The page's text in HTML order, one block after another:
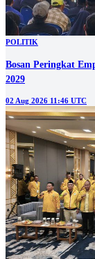
POLITIK
Bosan Peringkat
2029
02 Aug 2026 11:46 UTC